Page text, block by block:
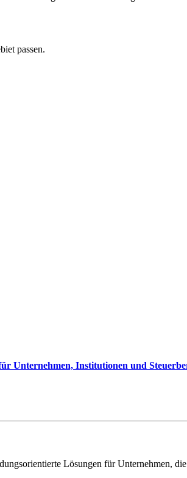
passen.
Unternehmen, Institutionen und
Lösungen für Unternehmen,